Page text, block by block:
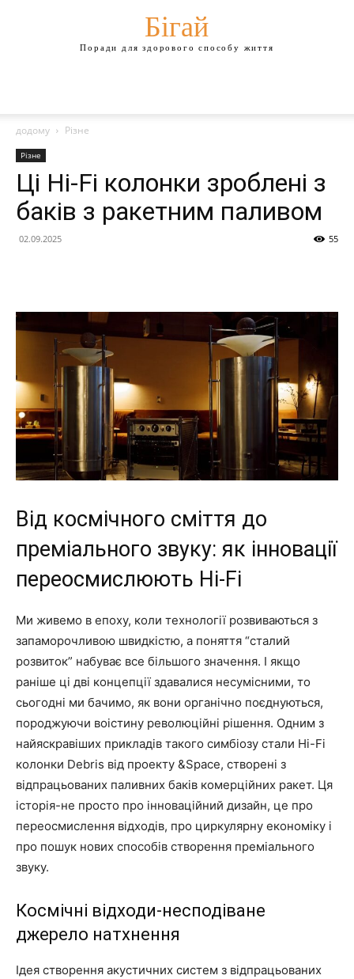
Бігай
Поради для здорового способу життя
додому Різне
Різне
Ці Hi-Fi колонки зроблені з
баків з ракетним паливом
02.09.2025 55
Від космічного сміття до
преміального звуку: як інновації
переосмислюють Hi-Fi
Ми живемо в епоху, коли технології розвиваються з
запаморочливою швидкістю, а поняття “сталий
розвиток” набуває все більшого значення. І якщо
раніше ці дві концепції здавалися несумісними, то
сьогодні ми бачимо, як вони органічно поєднуються,
породжуючи воістину революційні рішення. Одним з
найяскравіших прикладів такого симбіозу стали Hi-Fi
колонки Debris від проекту &Space, створені з
відпрацьованих паливних баків комерційних ракет. Ця
історія-не просто про інноваційний дизайн, це про
переосмислення відходів, про циркулярну економіку і
про пошук нових способів створення преміального
звуку.
Космічні відходи-несподіване
джерело натхнення
Ідея створення акустичних систем з відпрацьованих